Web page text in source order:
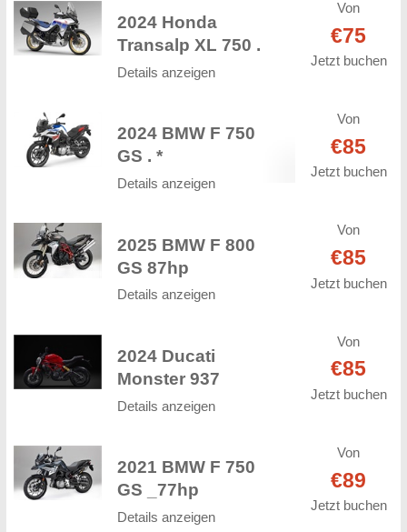
2024 Honda
Transalp XL 750 .
Details anzeigen
Von
€75
Jetzt buchen
2024 BMW F 750
GS . *
Details anzeigen
Von
€85
Jetzt buchen
2025 BMW F 800
GS 87hp
Details anzeigen
Von
€85
Jetzt buchen
2024 Ducati
Monster 937
Details anzeigen
Von
€85
Jetzt buchen
2021 BMW F 750
GS _77hp
Details anzeigen
Von
€89
Jetzt buchen